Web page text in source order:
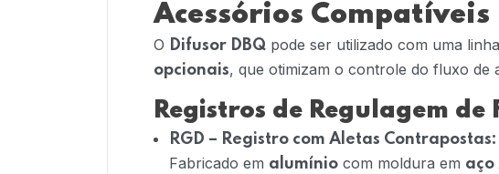
Acessórios Compatíveis
O Difusor DBQ pode ser utilizado com uma
opcionais, que otimizam o controle do fluxo de
Registros de Regulagem de
RGD – Registro com Aletas Contrapostas:
Fabricado em alumínio com moldura em aço